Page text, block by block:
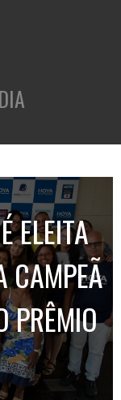
ELEITA
CAMPEÃ
PRÊMIO